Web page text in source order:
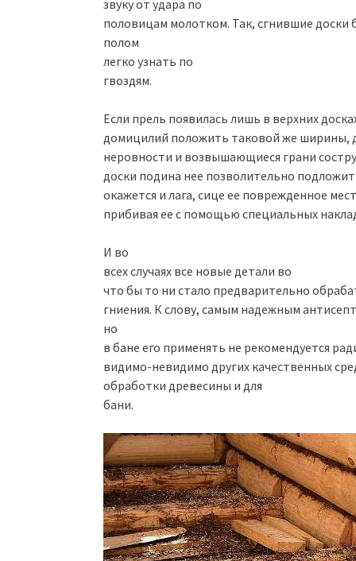
звуку от удара по
половицам молотком. Так, сгнившие доски
полом
легко узнать по
гвоздям.
Если прель появилась лишь в верхних
домицилий положить таковой же ширины,
неровности и возвышающиеся грани
доски подина нее позволительно
окажется и лага, сице ее поврежденное
прибивая ее с помощью специальных
И во
всех случаях все новые детали во
что бы то ни стало предварительно
гниения. К слову, самым надежным
но
в бане его применять не рекомендуется
видимо-невидимо других качественных
обработки древесины и для
бани.